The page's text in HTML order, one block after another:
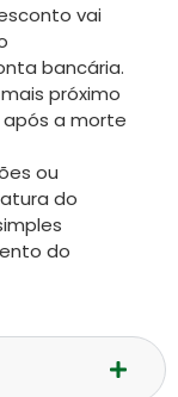
vai
bancária.
próximo
a morte
ou
do
do